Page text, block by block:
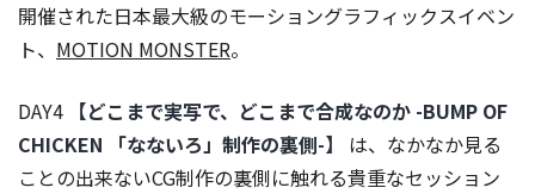
開催された日本最大級のモーショングラフィックスイベン
ト、 MOTION MONSTER。
DAY4 【どこまで実写で、どこまで合成なのか -BUMP OF
CHICKEN 「なないろ」制作の裏側-】
は、なかなか見る
ことの出来ないCG制作の裏側に触れる貴重なセッション